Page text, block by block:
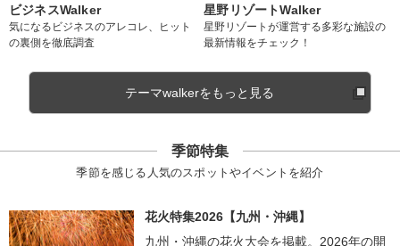
ビジネスWalker
気になるビジネスのアレコレ、ヒット
の裏側を徹底調査
星野リゾートWalker
星野リゾートが運営する多彩な施設の
最新情報をチェック！
テーマwalkerをもっと見る
季節特集
季節を感じる人気のスポットやイベントを紹介
花火特集2026【九州・沖縄】
九州・沖縄の花火大会を掲載。2026年の開